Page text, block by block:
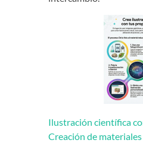
Ilustración científica
Creación de